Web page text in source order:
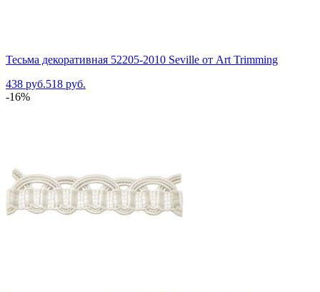
Тесьма декоративная 52205-2010 Seville от Art Trimming
438 руб.518 руб.
-16%